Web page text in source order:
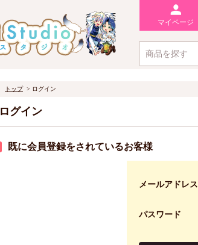
マイページ
トップ ログイン
ログイン
既に会員登録をされているお客様
メールアドレス
パスワード